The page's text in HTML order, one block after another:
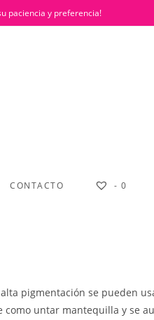
paciencia y preferencia!
CONTACTO - 0
pigmentación se pueden
como untar mantequilla y se